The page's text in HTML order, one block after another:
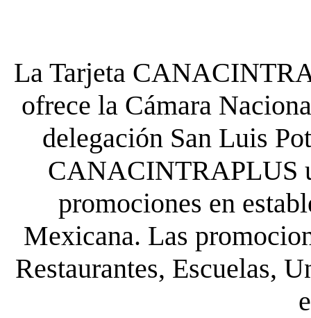
La Tarjeta
ofrece la Cámara
delegación San Luis
CANACINTRAPLUS
promociones en
Mexicana. Las
Restaurantes, Escuelas,